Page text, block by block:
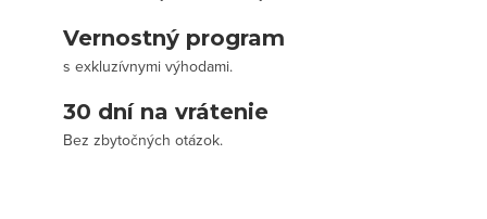
Vernostný program
s exkluzívnymi výhodami.
30 dní na vrátenie
Bez zbytočných otázok.